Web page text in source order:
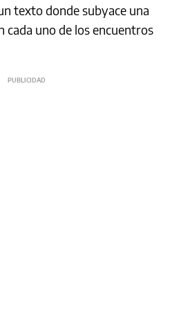
texto donde subyace una
uno de los encuentros